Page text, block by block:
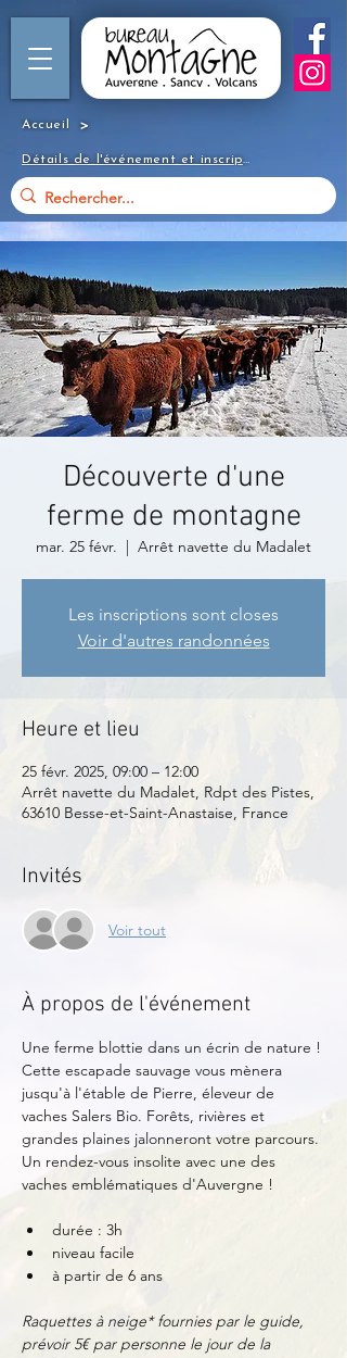
Accueil >
Détails de l'événement et inscription
Découverte d'une
ferme de montagne
mar. 25 févr.
  |
Arrêt navette du Madalet
Les inscriptions sont closes
Voir d'autres randonnées
Heure et lieu
25 févr. 2025, 09:00 – 12:00
Arrêt navette du Madalet, Rdpt des Pistes,
63610 Besse-et-Saint-Anastaise, France
Invités
Voir tout
À propos de l'événement
Une ferme blottie dans un écrin de nature !
Cette escapade sauvage vous mènera
jusqu'à l'étable de Pierre, éleveur de
vaches Salers Bio. Forêts, rivières et
grandes plaines jalonneront votre parcours.
Un rendez-vous insolite avec une des
vaches emblématiques d'Auvergne !
durée : 3h
niveau facile
à partir de 6 ans
Raquettes à neige* fournies par le guide,
prévoir 5€ par personne le jour de la